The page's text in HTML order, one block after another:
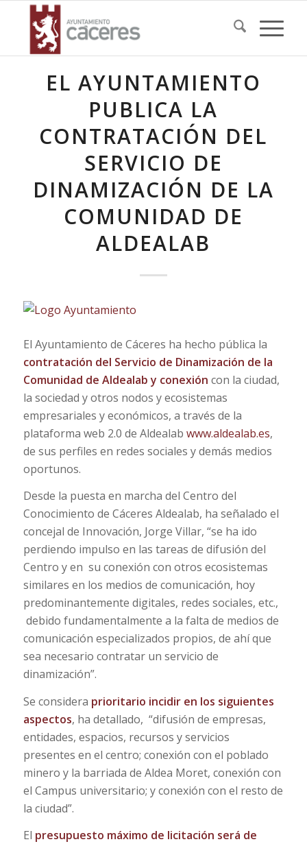
EL AYUNTAMIENTO
PUBLICA LA
CONTRATACIÓN DEL
SERVICIO DE
DINAMIZACIÓN DE LA
COMUNIDAD DE
ALDEALAB
El Ayuntamiento de Cáceres ha hecho pública la
contratación del Servicio de Dinamización de la
Comunidad de Aldealab y conexión con la ciudad,
la sociedad y otros nodos y ecosistemas
empresariales y económicos, a través de la
plataforma web 2.0 de Aldealab www.aldealab.es,
de sus perfiles en redes sociales y demás medios
oportunos.
Desde la puesta en marcha del Centro del
Conocimiento de Cáceres Aldealab, ha señalado el
concejal de Innovación, Jorge Villar, “se ha ido
perdiendo impulso en las tareas de difusión del
Centro y en su conexión con otros ecosistemas
similares en los medios de comunicación, hoy
predominantemente digitales, redes sociales, etc.,
debido fundamentalmente a la falta de medios de
comunicación especializados propios, de ahí que
sea necesario contratar un servicio de
dinamización”.
Se considera prioritario incidir en los siguientes
aspectos, ha detallado, “difusión de empresas,
entidades, espacios, recursos y servicios
presentes en el centro; conexión con el poblado
minero y la barriada de Aldea Moret, conexión con
el Campus universitario; y conexión con el resto de
la ciudad”.
El presupuesto máximo de licitación será de